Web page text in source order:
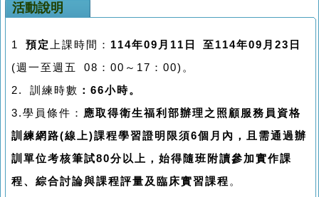
活動說明
1 預定 上課時間： 114年09月11日 至114年09月23日
(週一至週五 08：00～17：00)。
2. 訓練時數 ： 66小時。
3.學員條件：
應取得衛生福利部辦理之照顧服務員資格
訓練網路(線上)課程學習證明限須6個月內，且需通過辦
訓單位考核筆試80分以上，始得隨班附讀參加實作課
程、綜合討論與課程評量及臨床實習課程 。